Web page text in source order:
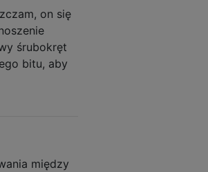
on się
śrubokręt
bitu, aby
między